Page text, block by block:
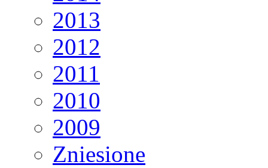
2013
2012
2011
2010
2009
Zniesione